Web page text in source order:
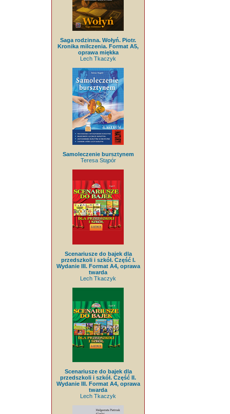
Saga rodzinna. Wołyń. Piotr.
Kronika milczenia. Format A5,
oprawa miękka
Lech Tkaczyk
Samoleczenie bursztynem
Teresa Stąpór
Scenariusze do bajek dla
przedszkoli i szkół. Część I.
Wydanie III. Format A4, oprawa
twarda
Lech Tkaczyk
Scenariusze do bajek dla
przedszkoli i szkół. Część II.
Wydanie III. Format A4, oprawa
twarda
Lech Tkaczyk